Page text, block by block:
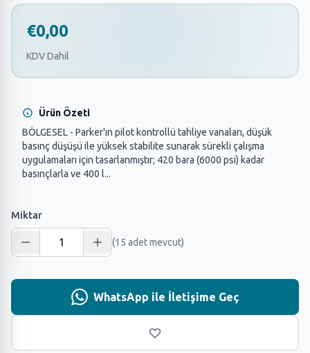
€0,00
KDV Dahil
Ürün Özeti
BÖLGESEL - Parker'ın pilot kontrollü tahliye vanaları, düşük
basınç düşüşü ile yüksek stabilite sunarak sürekli çalışma
uygulamaları için tasarlanmıştır; 420 bara (6000 psi) kadar
basınçlarla ve 400 l...
Miktar
(15 adet mevcut)
WhatsApp ile İletişime Geç